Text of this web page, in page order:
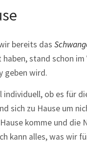
bereits das
stand schon
geben wird.
ob es für
sich zu Hause um
komme und
kann alles, was wir